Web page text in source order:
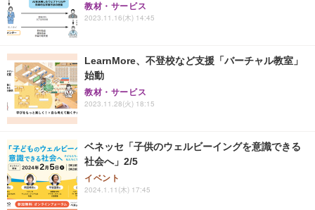
教材・サービス
2023.11.16(木) 14:45
LearnMore、不登校など支援「バーチャル教室」
始動
教材・サービス
2023.11.28(火) 18:15
ベネッセ「子供のウェルビーイングを意識できる
社会へ」2/5
イベント
2024.1.11(木) 17:45